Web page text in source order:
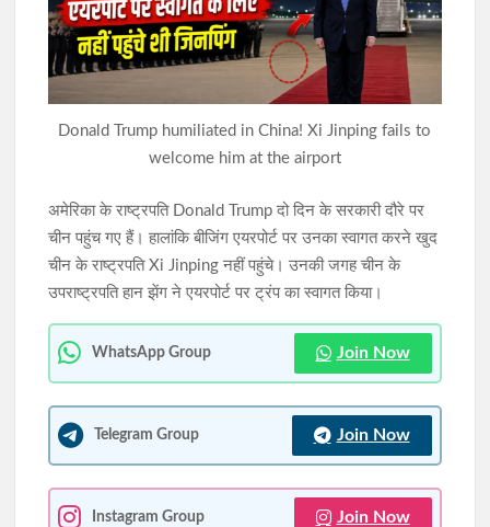
इस्तेमाल
झारखंड विस में गूंजा छात्रों पर लाठीचार्ज का मुद्दा, जयराम महतो ने CGL
छात्रों के विधानसभा घेराव के दौरान बवाल, पुलिस ने किया लाठीचार्ज; कई
छात्र घायल, सड़क बनी रणक्षेत्र
Donald Trump humiliated in China! Xi Jinping fails to
welcome him at the airport
अमेरिका के राष्ट्रपति Donald Trump दो दिन के सरकारी दौरे पर
चीन पहुंच गए हैं। हालांकि बीजिंग एयरपोर्ट पर उनका स्वागत करने खुद
चीन के राष्ट्रपति Xi Jinping नहीं पहुंचे। उनकी जगह चीन के
उपराष्ट्रपति हान झेंग ने एयरपोर्ट पर ट्रंप का स्वागत किया।
WhatsApp Group Join Now
Telegram Group Join Now
Instagram Group Join Now